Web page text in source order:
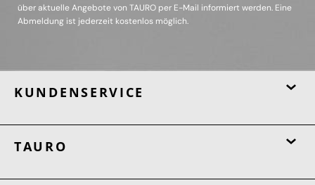
über aktuelle Angebote von TAURO per E-Mail informiert werden. Eine
Abmeldung ist jederzeit kostenlos möglich.
KUNDENSERVICE
TAURO